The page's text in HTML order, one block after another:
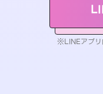
※LINEアプリ